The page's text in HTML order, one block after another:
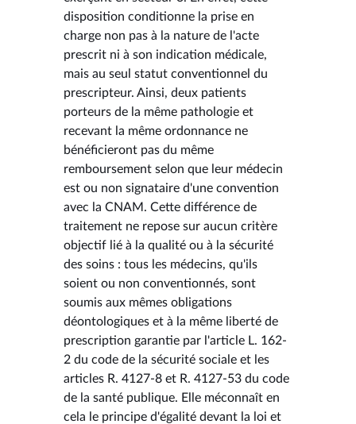
disposition conditionne la prise en
charge non pas à la nature de l'acte
prescrit ni à son indication médicale,
mais au seul statut conventionnel du
prescripteur. Ainsi, deux patients
porteurs de la même pathologie et
recevant la même ordonnance ne
bénéficieront pas du même
remboursement selon que leur médecin
est ou non signataire d'une convention
avec la CNAM. Cette différence de
traitement ne repose sur aucun critère
objectif lié à la qualité ou à la sécurité
des soins : tous les médecins, qu'ils
soient ou non conventionnés, sont
soumis aux mêmes obligations
déontologiques et à la même liberté de
prescription garantie par l'article L. 162-
2 du code de la sécurité sociale et les
articles R. 4127-8 et R. 4127-53 du code
de la santé publique. Elle méconnaît en
cela le principe d'égalité devant la loi et